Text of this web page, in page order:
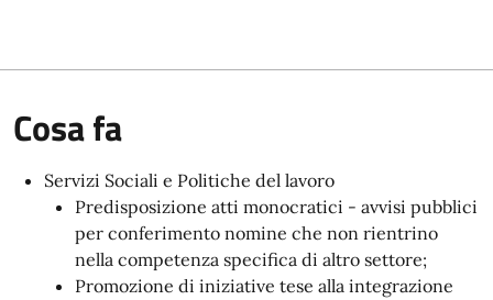
Cosa fa
Servizi Sociali e Politiche del lavoro
Predisposizione atti monocratici - avvisi pubblici
per conferimento nomine che non rientrino
nella competenza specifica di altro settore;
Promozione di iniziative tese alla integrazione